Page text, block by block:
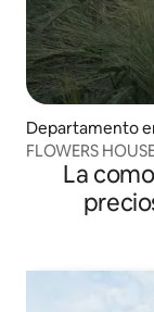
Departamento
FLOWERS
La